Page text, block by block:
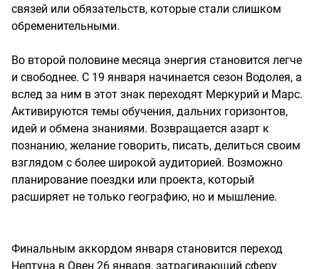
связей или обязательств, которые стали слишком
обременительными.
Во второй половине месяца энергия становится легче
и свободнее. С 19 января начинается сезон Водолея, а
вслед за ним в этот знак переходят Меркурий и Марс.
Активируются темы обучения, дальних горизонтов,
идей и обмена знаниями. Возвращается азарт к
познанию, желание говорить, писать, делиться своим
взглядом с более широкой аудиторией. Возможно
планирование поездки или проекта, который
расширяет не только географию, но и мышление.
Финальным аккордом января становится переход
Нептуна в Овен 26 января, затрагивающий сферу